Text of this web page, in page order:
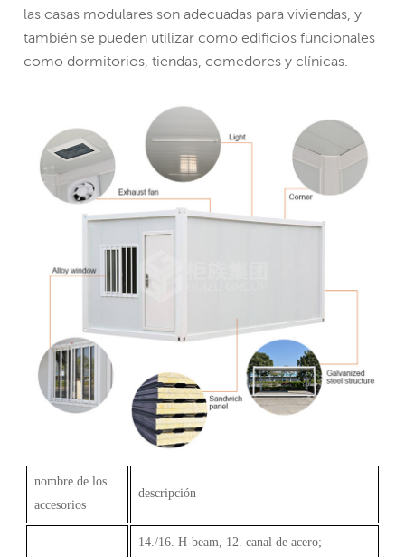
las casas modulares son adecuadas para viviendas, y
también se pueden utilizar como edificios funcionales
como dormitorios, tiendas, comedores y clínicas.
nombre de los
accesorios
descripción
14./16. H-beam, 12. canal de acero;